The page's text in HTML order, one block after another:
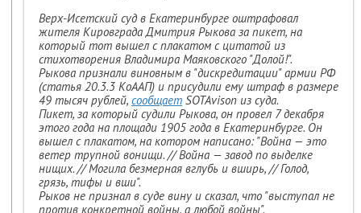
Верх-Исетский суд в Екатеринбурге оштрафовал
жителя Кировграда Дмитрия Рыкова за пикет, на
который тот вышел с плакатом с цитатой из
стихотворения Владимира Маяковского "Долой!".
Рыкова признали виновным в "дискредитации" армии РФ
(статья 20.3.3 КоААП) и присудили ему штраф в размере
49 тысяч рублей, сообщает SOTAvison из суда.
Пикет, за который судили Рыкова, он провел 7 декабря
этого года на площади 1905 года в Екатеринбурге. Он
вышел с плакатом, на котором написано: "Война — это
ветер трупной вонищи. // Война — завод по выделке
нищих. // Могила безмерная вглубь и вширь, // Голод,
грязь, тифы и вши".
Рыков не признал в суде вину и сказал, что "выступал не
против конкретной войны, а любой войны".